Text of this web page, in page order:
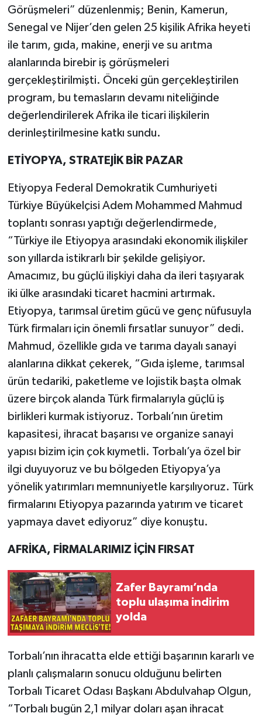
Görüşmeleri” düzenlenmiş; Benin, Kamerun,
Senegal ve Nijer’den gelen 25 kişilik Afrika heyeti
ile tarım, gıda, makine, enerji ve su arıtma
alanlarında birebir iş görüşmeleri
gerçekleştirilmişti. Önceki gün gerçekleştirilen
program, bu temasların devamı niteliğinde
değerlendirilerek Afrika ile ticari ilişkilerin
derinleştirilmesine katkı sundu.
ETİYOPYA, STRATEJİK BİR PAZAR
Etiyopya Federal Demokratik Cumhuriyeti
Türkiye Büyükelçisi Adem Mohammed Mahmud
toplantı sonrası yaptığı değerlendirmede,
“Türkiye ile Etiyopya arasındaki ekonomik ilişkiler
son yıllarda istikrarlı bir şekilde gelişiyor.
Amacımız, bu güçlü ilişkiyi daha da ileri taşıyarak
iki ülke arasındaki ticaret hacmini artırmak.
Etiyopya, tarımsal üretim gücü ve genç nüfusuyla
Türk firmaları için önemli fırsatlar sunuyor” dedi.
Mahmud, özellikle gıda ve tarıma dayalı sanayi
alanlarına dikkat çekerek, “Gıda işleme, tarımsal
ürün tedariki, paketleme ve lojistik başta olmak
üzere birçok alanda Türk firmalarıyla güçlü iş
birlikleri kurmak istiyoruz. Torbalı’nın üretim
kapasitesi, ihracat başarısı ve organize sanayi
yapısı bizim için çok kıymetli. Torbalı’ya özel bir
ilgi duyuyoruz ve bu bölgeden Etiyopya’ya
yönelik yatırımları memnuniyetle karşılıyoruz. Türk
firmalarını Etiyopya pazarında yatırım ve ticaret
yapmaya davet ediyoruz” diye konuştu.
AFRİKA, FİRMALARIMIZ İÇİN FIRSAT
Zafer Bayramı’nda
toplu ulaşıma indirim
yolda
Torbalı’nın ihracatta elde ettiği başarının kararlı ve
planlı çalışmaların sonucu olduğunu belirten
Torbalı Ticaret Odası Başkanı Abdulvahap Olgun,
“Torbalı bugün 2,1 milyar doları aşan ihracat